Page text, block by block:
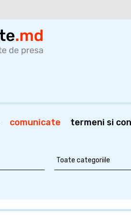
comunicate termeni si